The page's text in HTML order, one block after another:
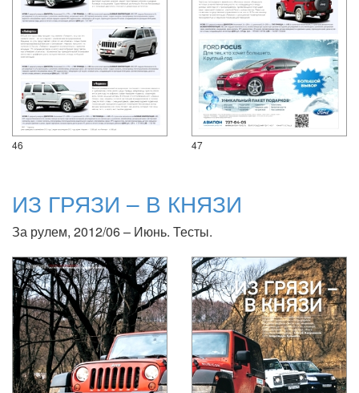
46 47
ИЗ ГРЯЗИ – В КНЯЗИ
За рулем, 2012/06 – Июнь. Тесты.